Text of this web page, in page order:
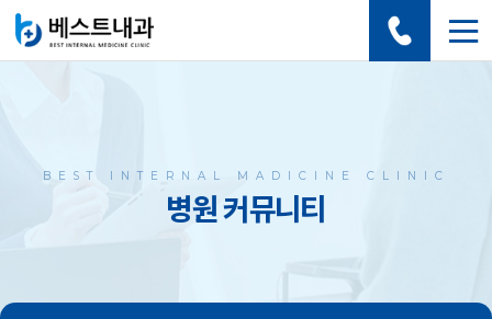
BEST INTERNAL MADICINE CLINIC
병원 커뮤니티